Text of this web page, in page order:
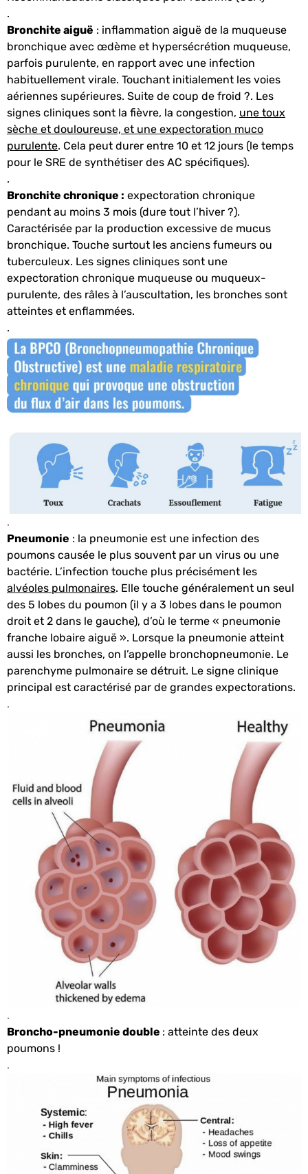
.
Bronchite aiguë : inflammation aiguë de la muqueuse
bronchique avec œdème et hypersécrétion muqueuse,
parfois purulente, en rapport avec une infection
habituellement virale. Touchant initialement les voies
aériennes supérieures. Suite de coup de froid ?. Les
signes cliniques sont la fièvre, la congestion, une toux
sèche et douloureuse, et une expectoration muco
purulente. Cela peut durer entre 10 et 12 jours (le temps
pour le SRE de synthétiser des AC spécifiques).
.
Bronchite chronique : expectoration chronique
pendant au moins 3 mois (dure tout l’hiver ?).
Caractérisée par la production excessive de mucus
bronchique. Touche surtout les anciens fumeurs ou
tuberculeux. Les signes cliniques sont une
expectoration chronique muqueuse ou muqueux-
purulente, des râles à l’auscultation, les bronches sont
atteintes et enflammées.
.
.
Pneumonie : la pneumonie est une infection des
poumons causée le plus souvent par un virus ou une
bactérie. L’infection touche plus précisément les
alvéoles pulmonaires. Elle touche généralement un seul
des 5 lobes du poumon (il y a 3 lobes dans le poumon
droit et 2 dans le gauche), d’où le terme « pneumonie
franche lobaire aiguë ». Lorsque la pneumonie atteint
aussi les bronches, on l’appelle bronchopneumonie. Le
parenchyme pulmonaire se détruit. Le signe clinique
principal est caractérisé par de grandes expectorations.
.
.
Broncho-pneumonie double : atteinte des deux
poumons !
.